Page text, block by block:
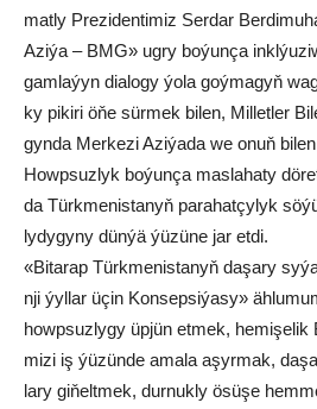
mat­ly Pre­zi­den­ti­miz Ser­dar
Azi­ýa – BMG» ug­ry bo­ýun­ça
gam­la­ýyn dia­lo­gy ýo­la goý­ma­gyň
ky pi­ki­ri öňe sür­mek bi­len, Mil­let­ler
gyn­da Mer­ke­zi Azi­ýa­da we onuň
Howp­suz­lyk bo­ýun­ça mas­la­ha­ty
da Türk­me­nis­ta­nyň pa­ra­hat­çy­lyk
ly­dy­gy­ny dün­ýä ýü­zü­ne jar et­di.
«Bi­ta­rap Türk­me­nis­ta­nyň da­şa­ry
nji ýyl­lar üçin Kon­sep­si­ýa­sy»
howp­suz­ly­gy üp­jün et­mek,
mi­zi iş ýü­zün­de ama­la aşyr­mak,
la­ry gi­ňelt­mek, dur­nuk­ly ösü­şe